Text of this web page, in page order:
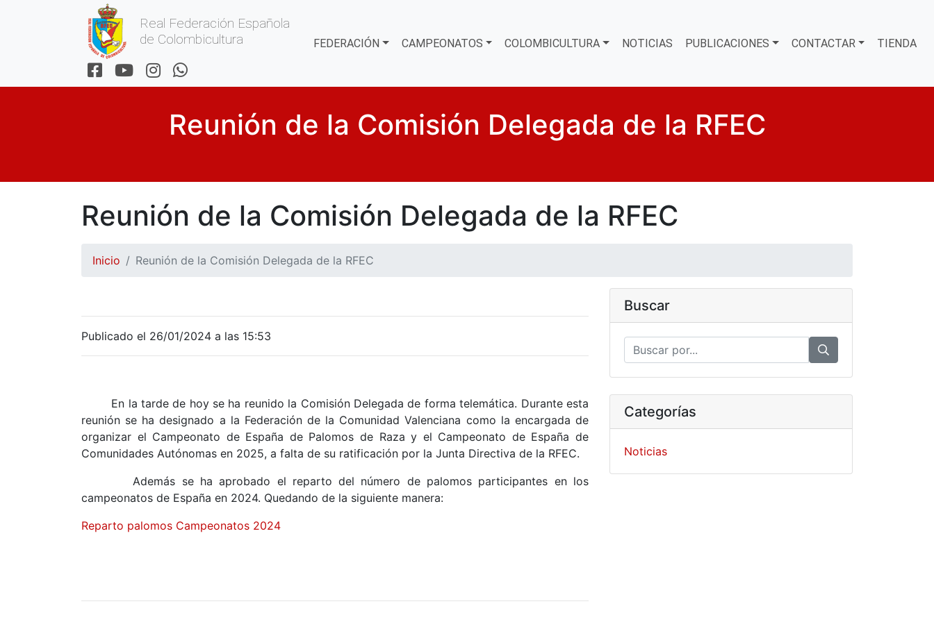
Real Federación Española
de Colombicultura
FEDERACIÓN CAMPEONATOS COLOMBICULTURA NOTICIAS PUBLICACIONES CONTACTAR TIENDA
Reunión de la Comisión Delegada de la RFEC
Reunión de la Comisión Delegada de la RFEC
Inicio Reunión de la Comisión Delegada de la RFEC
Publicado el 26/01/2024 a las 15:53
En la tarde de hoy se ha reunido la Comisión Delegada de forma telemática. Durante esta
reunión se ha designado a la Federación de la Comunidad Valenciana como la encargada de
organizar el Campeonato de España de Palomos de Raza y el Campeonato de España de
Comunidades Autónomas en 2025, a falta de su ratificación por la Junta Directiva de la RFEC.
Además se ha aprobado el reparto del número de palomos participantes en los
campeonatos de España en 2024. Quedando de la siguiente manera:
Reparto palomos Campeonatos 2024
Buscar
Categorías
Noticias